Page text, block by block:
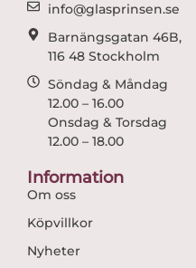
info@glasprinsen.se
Barnängsgatan 46B,
116 48 Stockholm
Söndag & Måndag
12.00 – 16.00
Onsdag & Torsdag
12.00 – 18.00
Information
Om oss
Köpvillkor
Nyheter